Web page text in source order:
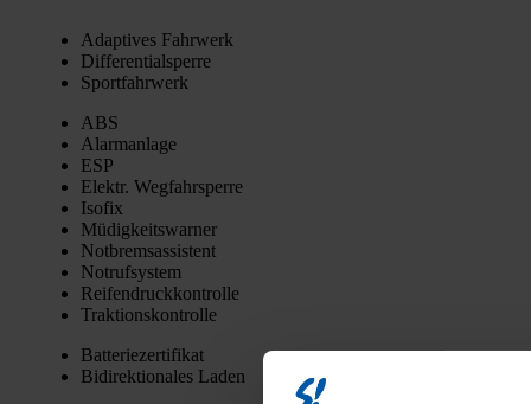
Adap­ti­ves Fahr­werk
Dif­fe­ren­ti­al­sper­re
Sport­fahr­werk
ABS
Alarm­an­la­ge
ESP
Elektr. Weg­fahr­sper­re
Iso­fix
Müdig­keits­war­ner
Not­brems­as­sis­tent
Not­ruf­sys­tem
Rei­fen­druck­kon­trol­le
Trak­ti­ons­kon­trol­le
Bat­te­rie­zer­ti­fi­kat
Bidi­rek­tio­na­les Laden